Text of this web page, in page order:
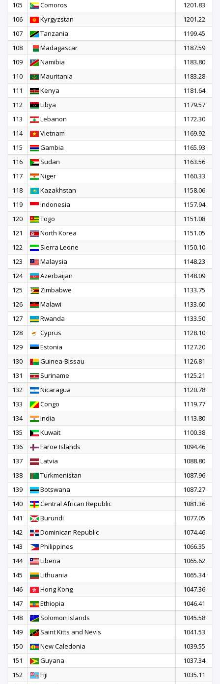
105
Comoros
1201.83
106
Kyrgyzstan
1201.22
107
Tanzania
1199.45
108
Madagascar
1187.59
109
Namibia
1183.80
110
Mauritania
1183.28
111
Kenya
1181.64
112
Libya
1179.57
113
Lebanon
1172.30
114
Vietnam
1169.92
115
Gambia
1165.93
116
Sudan
1163.56
117
Niger
1160.33
118
Kazakhstan
1158.06
119
Indonesia
1157.94
120
Togo
1151.08
121
North Korea
1151.05
122
Sierra Leone
1150.10
123
Malaysia
1148.23
124
Azerbaijan
1148.09
125
Zimbabwe
1133.75
126
Malawi
1133.60
127
Rwanda
1133.50
128
Cyprus
1128.10
129
Estonia
1127.20
130
Guinea-Bissau
1126.81
131
Suriname
1125.21
132
Nicaragua
1120.78
133
Congo
1119.77
134
India
1113.80
135
Kuwait
1100.38
136
Faroe Islands
1094.46
137
Latvia
1088.80
138
Turkmenistan
1087.96
139
Botswana
1087.27
140
Central African Republic
1081.36
141
Burundi
1077.05
142
Dominican Republic
1074.46
143
Philippines
1066.35
144
Liberia
1065.62
145
Lithuania
1065.34
146
Hong Kong
1047.36
147
Ethiopia
1046.41
148
Solomon Islands
1045.58
149
Saint Kitts and Nevis
1041.53
150
New Caledonia
1039.55
151
Guyana
1037.34
152
Fiji
1035.11